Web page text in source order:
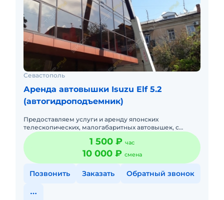
Севастополь
Аренда автовышки Isuzu Elf 5.2
(автогидроподъемник)
Предоставляем услуги и аренду японских
телескопических, малогабаритных автовышек, с
высотой подъема до 28 метров. Грузоподъёмность
люльки 200 кг. Наличный и без
1 500 ₽ час
10 000 ₽ смена
Позвонить Заказать Обратный звонок